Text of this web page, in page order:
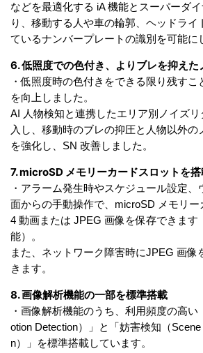
などを最適化する iA 機能とスーパーダ
り、移動する人や車の輪郭、ヘッドライ
ているナンバープレートの識別を可能に
6. 低照度での色付き、よりブレを抑え
・低照度時の色付きをできる限り残す
を向上しました。
AI 人物検知と連携したエリア別ノイズ
入し、移動時のブレの抑圧と人物以外の
を強化し、SN 改善しました。
7. microSD メモリーカードスロットを
・アラーム発生時やスケジュール設定
面からの手動操作で、microSD メモリー
4 動画または JPEG 画像を保存できます
能）。
また、ネットワーク障害時にJPEG 画像
きます。
8. 画像解析機能の一部を標準搭載
・画像解析機能のうち、利用頻度の高い
otion Detection）」と「妨害検知（
n）」を標準搭載しています。